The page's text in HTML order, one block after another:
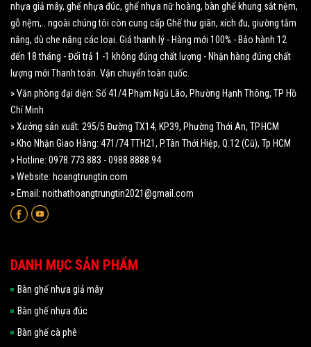
nhựa giả mây, ghế nhựa đúc, ghế nhựa nữ hoàng, bàn ghế khung sắt nệm,
gỗ nệm,.. ngoài chúng tôi còn cung cấp Ghế thư giãn, xích đu, giường tắm
nắng, dù che nắng các loại. Giá thanh lý - Hàng mới 100% - Bảo hành 12
đến 18 tháng - Đổi trả 1 -1 không đúng chất lượng - Nhận hàng đúng chất
lượng mới Thanh toán. Vận chuyển toàn quốc.
» Văn phòng đại diện: Số 41/4 Phạm Ngũ Lão, Phường Hạnh Thông, TP Hồ
Chí Minh
» Xưởng sản xuất: 295/5 Đường TX14, KP39, Phường Thới An, TP.HCM
» Kho Nhận Giao Hàng: 471/74 TTH21, P.Tân Thới Hiệp, Q.12 (Cũ), Tp HCM
» Hotline: 0978.773.883 - 0988.8888.94
» Website: hoangtrungtin.com
» Email: noithathoangtrungtin2021@gmail.com
DANH MỤC SẢN PHẨM
Bàn ghế nhựa giả mây
Bàn ghế nhựa đúc
Bàn ghế cà phê